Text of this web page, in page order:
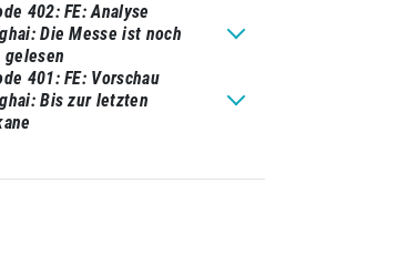
402 FE: Analyse
Die Messe ist noch
401 FE: Vorschau
Bis zur letzten